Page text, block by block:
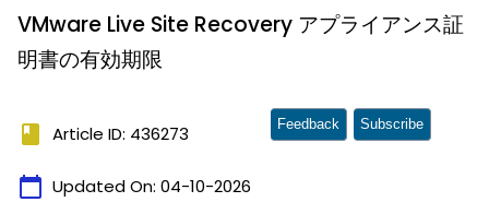
VMware Live Site Recovery アプライアンス証
明書の有効期限
book Article ID: 436273
calendar_today Updated On: 04-10-2026
Feedback Subscribe